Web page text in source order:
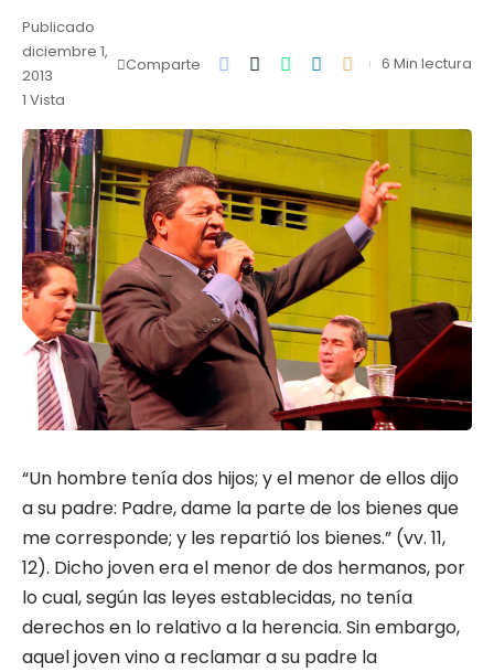
Publicado
diciembre 1,
2013
1 Vista
Comparte 6 Min lectura
“Un hombre tenía dos hijos; y el menor de ellos dijo
a su padre: Padre, dame la parte de los bienes que
me corresponde; y les repartió los bienes.” (vv. 11,
12). Dicho joven era el menor de dos hermanos, por
lo cual, según las leyes establecidas, no tenía
derechos en lo relativo a la herencia. Sin embargo,
aquel joven vino a reclamar a su padre la